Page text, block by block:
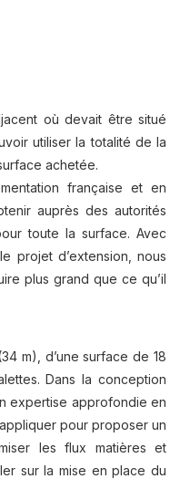
où devait être situé
utiliser la totalité de la
achetée.
française et en
auprès des autorités
toute la surface. Avec
projet d’extension, nous
plus grand que ce qu’il
m), d’une surface de 18
Dans la conception
expertise approfondie en
pour proposer un
les flux matières et
sur la mise en place du